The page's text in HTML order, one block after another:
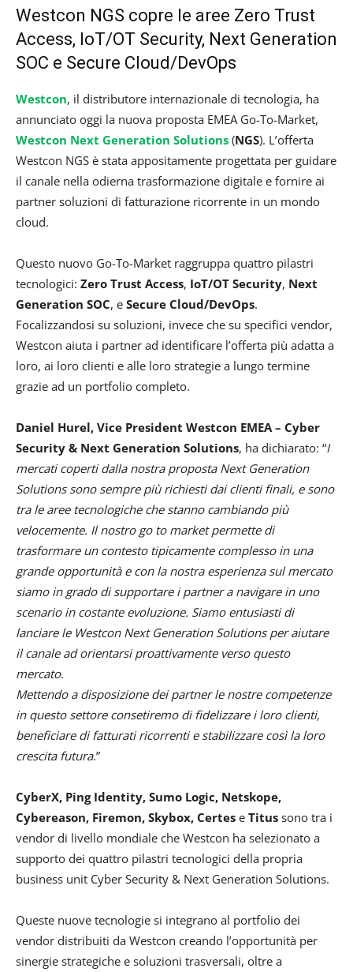
Westcon NGS copre le aree Zero Trust
Access, IoT/OT Security, Next Generation
SOC e Secure Cloud/DevOps
Westcon, il distributore internazionale di tecnologia, ha
annunciato oggi la nuova proposta EMEA Go-To-Market,
Westcon Next Generation Solutions (NGS). L’offerta
Westcon NGS è stata appositamente progettata per guidare
il canale nella odierna trasformazione digitale e fornire ai
partner soluzioni di fatturazione ricorrente in un mondo
cloud.
Questo nuovo Go-To-Market raggruppa quattro pilastri
tecnologici: Zero Trust Access, IoT/OT Security, Next
Generation SOC, e Secure Cloud/DevOps.
Focalizzandosi su soluzioni, invece che su specifici vendor,
Westcon aiuta i partner ad identificare l’offerta più adatta a
loro, ai loro clienti e alle loro strategie a lungo termine
grazie ad un portfolio completo.
Daniel Hurel, Vice President Westcon EMEA – Cyber
Security & Next Generation Solutions, ha dichiarato: “I
mercati coperti dalla nostra proposta Next Generation
Solutions sono sempre più richiesti dai clienti finali, e sono
tra le aree tecnologiche che stanno cambiando più
velocemente. Il nostro go to market permette di
trasformare un contesto tipicamente complesso in una
grande opportunità e con la nostra esperienza sul mercato
siamo in grado di supportare i partner a navigare in uno
scenario in costante evoluzione. Siamo entusiasti di
lanciare le Westcon Next Generation Solutions per aiutare
il canale ad orientarsi proattivamente verso questo
mercato.
Mettendo a disposizione dei partner le nostre competenze
in questo settore consetiremo di fidelizzare i loro clienti,
beneficiare di fatturati ricorrenti e stabilizzare così la loro
crescita futura.”
CyberX, Ping Identity, Sumo Logic, Netskope,
Cybereason, Firemon, Skybox, Certes e Titus sono tra i
vendor di livello mondiale che Westcon ha selezionato a
supporto dei quattro pilastri tecnologici della propria
business unit Cyber Security & Next Generation Solutions.
Queste nuove tecnologie si integrano al portfolio dei
vendor distribuiti da Westcon creando l’opportunità per
sinergie strategiche e soluzioni trasversali, oltre a